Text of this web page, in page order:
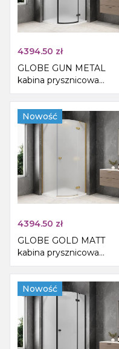
4394.50 zł
GLOBE GUN METAL
kabina prysznicowa
półokrągła
1000x1000mm, szkło
matowe, prawe
Nowość
4394.50 zł
GLOBE GOLD MATT
kabina prysznicowa
półokrągła
1000x1000mm, szkło
matowe, prawe
Nowość